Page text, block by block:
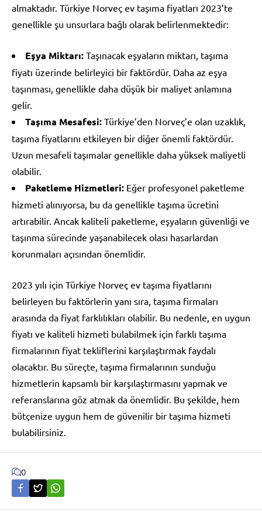
almaktadır. Türkiye Norveç ev taşıma fiyatları 2023’te
genellikle şu unsurlara bağlı olarak belirlenmektedir:
Eşya Miktarı: Taşınacak eşyaların miktarı, taşıma
fiyatı üzerinde belirleyici bir faktördür. Daha az eşya
taşınması, genellikle daha düşük bir maliyet anlamına
gelir.
Taşıma Mesafesi: Türkiye’den Norveç’e olan uzaklık,
taşıma fiyatlarını etkileyen bir diğer önemli faktördür.
Uzun mesafeli taşımalar genellikle daha yüksek maliyetli
olabilir.
Paketleme Hizmetleri: Eğer profesyonel paketleme
hizmeti alınıyorsa, bu da genellikle taşıma ücretini
artırabilir. Ancak kaliteli paketleme, eşyaların güvenliği ve
taşınma sürecinde yaşanabilecek olası hasarlardan
korunmaları açısından önemlidir.
2023 yılı için Türkiye Norveç ev taşıma fiyatlarını
belirleyen bu faktörlerin yanı sıra, taşıma firmaları
arasında da fiyat farklılıkları olabilir. Bu nedenle, en uygun
fiyatı ve kaliteli hizmeti bulabilmek için farklı taşıma
firmalarının fiyat tekliflerini karşılaştırmak faydalı
olacaktır. Bu süreçte, taşıma firmalarının sunduğu
hizmetlerin kapsamlı bir karşılaştırmasını yapmak ve
referanslarına göz atmak da önemlidir. Bu şekilde, hem
bütçenize uygun hem de güvenilir bir taşıma hizmeti
bulabilirsiniz.
0